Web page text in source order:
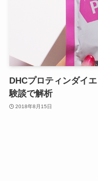
DHCプロティンダイ
験談で解析
2018年8月15日